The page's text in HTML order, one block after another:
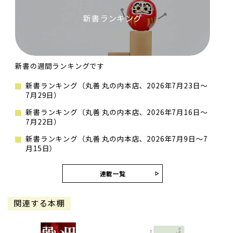
新書ランキング
新書の週間ランキングです
新書ランキング（丸善 丸の内本店、2026年7月23日～
7月29日）
新書ランキング（丸善 丸の内本店、2026年7月16日～
7月22日）
新書ランキング（丸善 丸の内本店、2026年7月9日～7
月15日）
連載一覧
関連する本棚